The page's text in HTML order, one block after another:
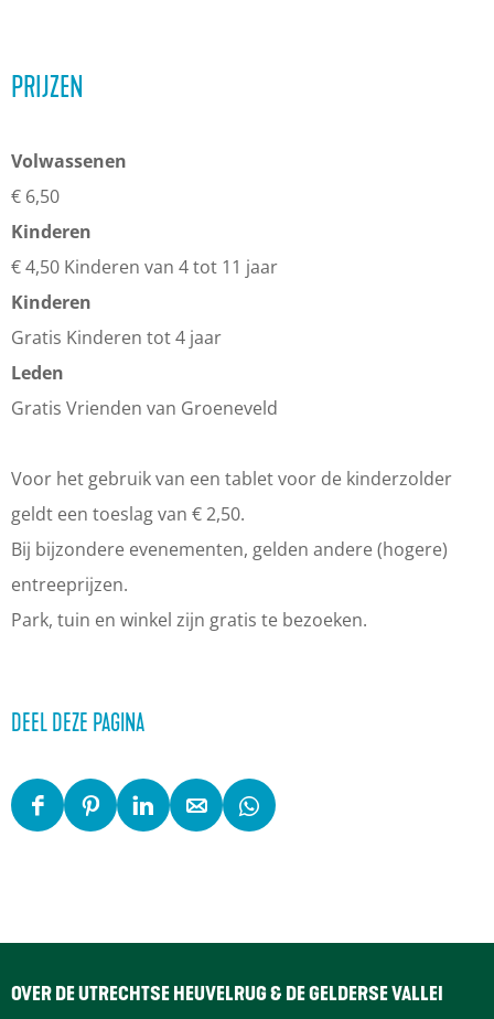
PRIJZEN
Volwassenen
€ 6,50
Kinderen
€ 4,50 Kinderen van 4 tot 11 jaar
Kinderen
Gratis Kinderen tot 4 jaar
Leden
Gratis Vrienden van Groeneveld
Voor het gebruik van een tablet voor de kinderzolder
geldt een toeslag van € 2,50.
Bij bijzondere evenementen, gelden andere (hogere)
entreeprijzen.
Park, tuin en winkel zijn gratis te bezoeken.
DEEL DEZE PAGINA
D
e
D
e
D
e
D
e
D
e
OVER DE UTRECHTSE HEUVELRUG & DE GELDERSE VALLEI